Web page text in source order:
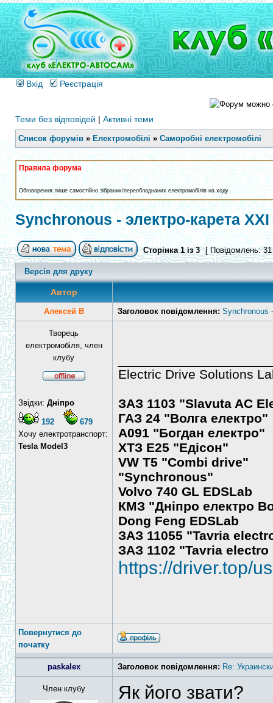
Вхід Реєстрація
Теми без відповідей | Активні теми
Список форумів » Електромобілі » Саморобні електромобілі
Правила форума
Обговорення лише самостійно зібраних/переобладнаних електромобілів на ходу
Synchronous - электро-карета
Сторінка1із3 [ Повідомлень:
Версія для друку
Автор
Алексей В Заголовок повідомлення: Synchronous
Творець
електромобіля, член
клубу
Звідки: Дніпро
192
679
Хочу електротранспорт:
Tesla Model3
Electric Drive Solutions
ЗАЗ 1103 "Slavuta AC
ГАЗ 24 "Волга електро"
А091 "Богдан електро"
ХТЗ Е25 "Едісон"
VW T5 "Combi drive"
"Synchronous"
Volvo 740 GL EDSLab
КМЗ "Дніпро електро
Dong Feng EDSLab
ЗАЗ 11055 "Tavria
ЗАЗ 1102 "Tavria
https://driver.top/
Повернутися до
початку
paskalex Заголовок повідомлення: Re:
Член клубу
Як його звати?